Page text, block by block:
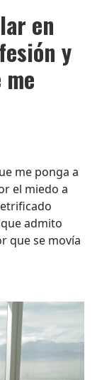
en
y
me ponga a
el miedo a
admito
que se movía